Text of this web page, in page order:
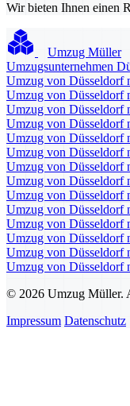
Wir bieten Ihnen einen
Umzug Müller
Umzugsunternehmen
Umzug von Düsseldorf
Umzug von Düsseldorf
Umzug von Düsseldorf
Umzug von Düsseldorf
Umzug von Düsseldorf
Umzug von Düsseldorf
Umzug von Düsseldorf
Umzug von Düsseldorf
Umzug von Düsseldorf
Umzug von Düsseldorf
Umzug von Düsseldorf
Umzug von Düsseldorf
Umzug von Düsseldorf
Umzug von Düsseldorf
© 2026 Umzug Müller.
Impressum Datenschutz